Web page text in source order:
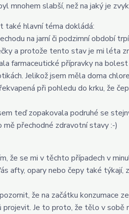
mnohem slabší, než na jaký je
také hlavní téma dokládá:
na jarní či podzimní období
a protože tento stav je mi léta
farmaceutické přípravky na
Jelikož jsem měla doma
při pohledu do krku, že
teď zopakovala podruhé se
přechodné zdravotní stavy :-)
že se mi v těchto případech v
afty, opary nebo čepy také
že na začátku konzumace
projevit. Je to proto, že tělo v